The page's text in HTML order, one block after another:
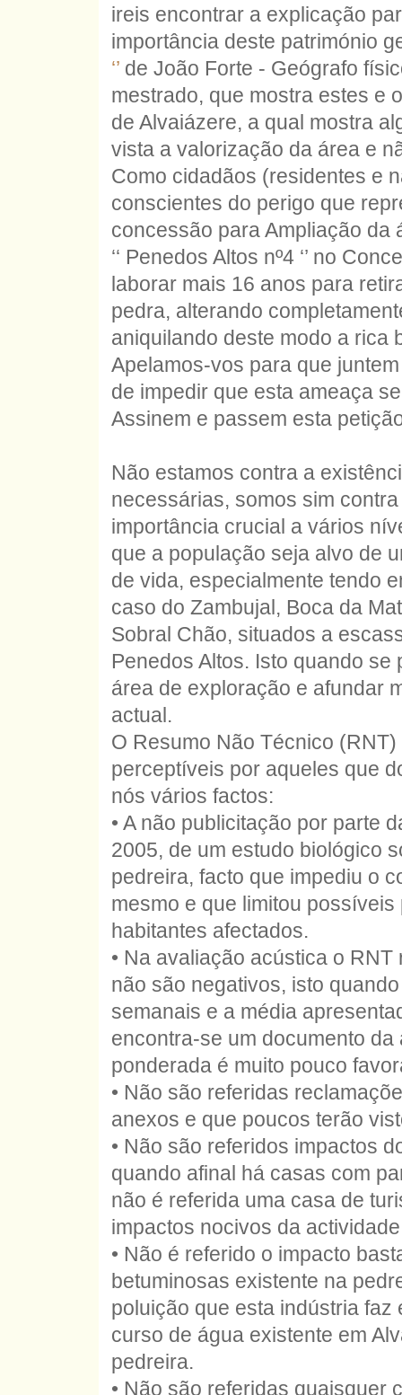
ireis encontrar a explicação
importância deste património
‘’ de João Forte - Geógrafo
mestrado, que mostra estes e
de Alvaiázere, a qual mostra
vista a valorização da área e
Como cidadãos (residentes e
conscientes do perigo que
concessão para Ampliação da
‘‘ Penedos Altos nº4 ‘’ no
laborar mais 16 anos para
pedra, alterando
aniquilando deste modo a rica
Apelamos-vos para que
de impedir que esta ameaça
Assinem e passem esta
Não estamos contra a
necessárias, somos sim
importância crucial a vários
que a população seja alvo de
de vida, especialmente tendo
caso do Zambujal, Boca da
Sobral Chão, situados a
Penedos Altos. Isto quando
área de exploração e afundar
actual.
O Resumo Não Técnico
perceptíveis por aqueles que
nós vários factos:
• A não publicitação por parte
2005, de um estudo biológico
pedreira, facto que impediu o
mesmo e que limitou
habitantes afectados.
• Na avaliação acústica o
não são negativos, isto
semanais e a média
encontra-se um documento
ponderada é muito pouco
• Não são referidas
anexos e que poucos terão
• Não são referidos impactos
quando afinal há casas com
não é referida uma casa de
impactos nocivos da
• Não é referido o impacto
betuminosas existente na
poluição que esta indústria
curso de água existente em
pedreira.
• Não são referidas quaisquer